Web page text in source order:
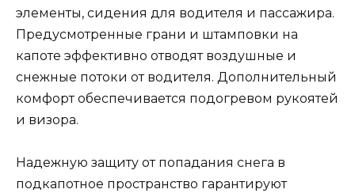
элементы, сидения для водителя и пассажира.
Предусмотренные грани и штамповки на
капоте эффективно отводят воздушные и
снежные потоки от водителя. Дополнительный
комфорт обеспечивается подогревом рукоятей
и визора.
Надежную защиту от попадания снега в
подкапотное пространство гарантируют